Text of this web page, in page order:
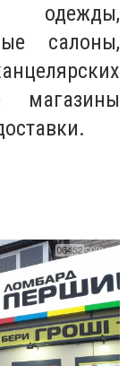
одежды,
салоны,
магазины